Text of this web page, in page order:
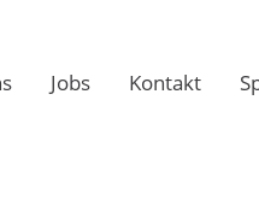
Jobs Kontakt